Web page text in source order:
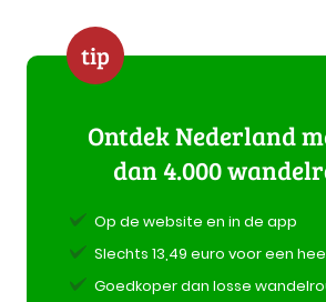
tip
Ontdek Nederland
dan 4.000
Op de website en in de app
Slechts 13,49 euro voor een
Goedkoper dan losse